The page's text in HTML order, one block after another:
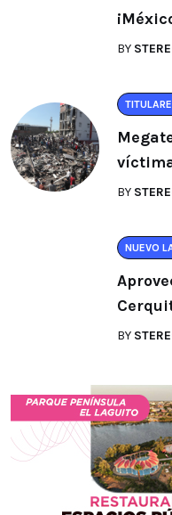
BY
BY
NUEVO
BY